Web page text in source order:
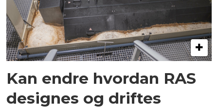
Kan endre hvordan RAS
designes og driftes